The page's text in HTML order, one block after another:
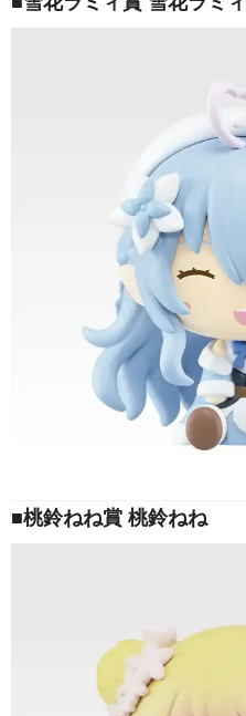
■桃鈴ねね賞 桃鈴ねね